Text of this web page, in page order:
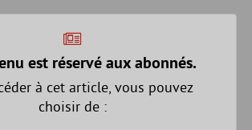
est réservé aux abonnés.
à cet article, vous pouvez
choisir de :